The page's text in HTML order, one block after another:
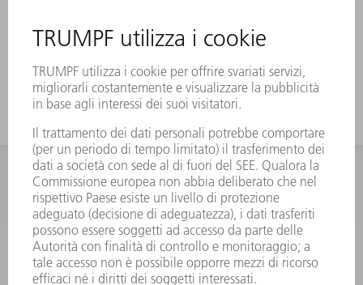
incastrata nella matrice. Gli ausili di
espulsione TRUMPF risolvono questo
problema.
INFORMAZIONE
Domande frequenti
Condizioni generali di contratto
CONTATTO
RICAMBI TRUMPF ITALIA